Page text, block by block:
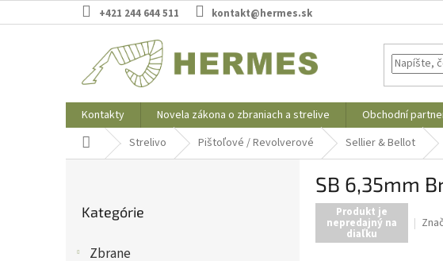
na
+421 244 644 511 kontakt@hermes.sk
Kontakty Novela zákona o zbraniach a strelive Obchodní
DomovStrelivo Pištoľové / Revolverové Sellier & Bellot
kategórie
Kategórie
Zbrane
SB 6,35mm
Produkt je
nepredajný na
diaľku